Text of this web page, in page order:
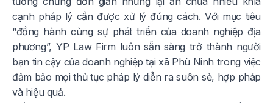
cạnh pháp lý cần được xử lý đúng cách. Với mục tiêu
“đồng hành cùng sự phát triển của doanh nghiệp địa
phương”, YP Law Firm luôn sẵn sàng trở thành người
bạn tin cậy của doanh nghiệp tại xã Phù Ninh trong việc
đảm bảo mọi thủ tục pháp lý diễn ra suôn sẻ, hợp pháp
và hiệu quả.